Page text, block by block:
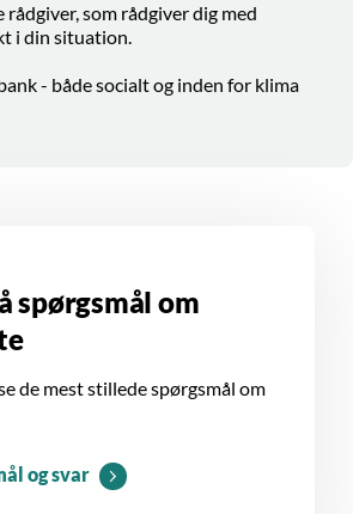
rådgiver, som rådgiver dig med
i din situation.
- både socialt og inden for klima
spørgsmål om
de mest stillede spørgsmål om
og svar